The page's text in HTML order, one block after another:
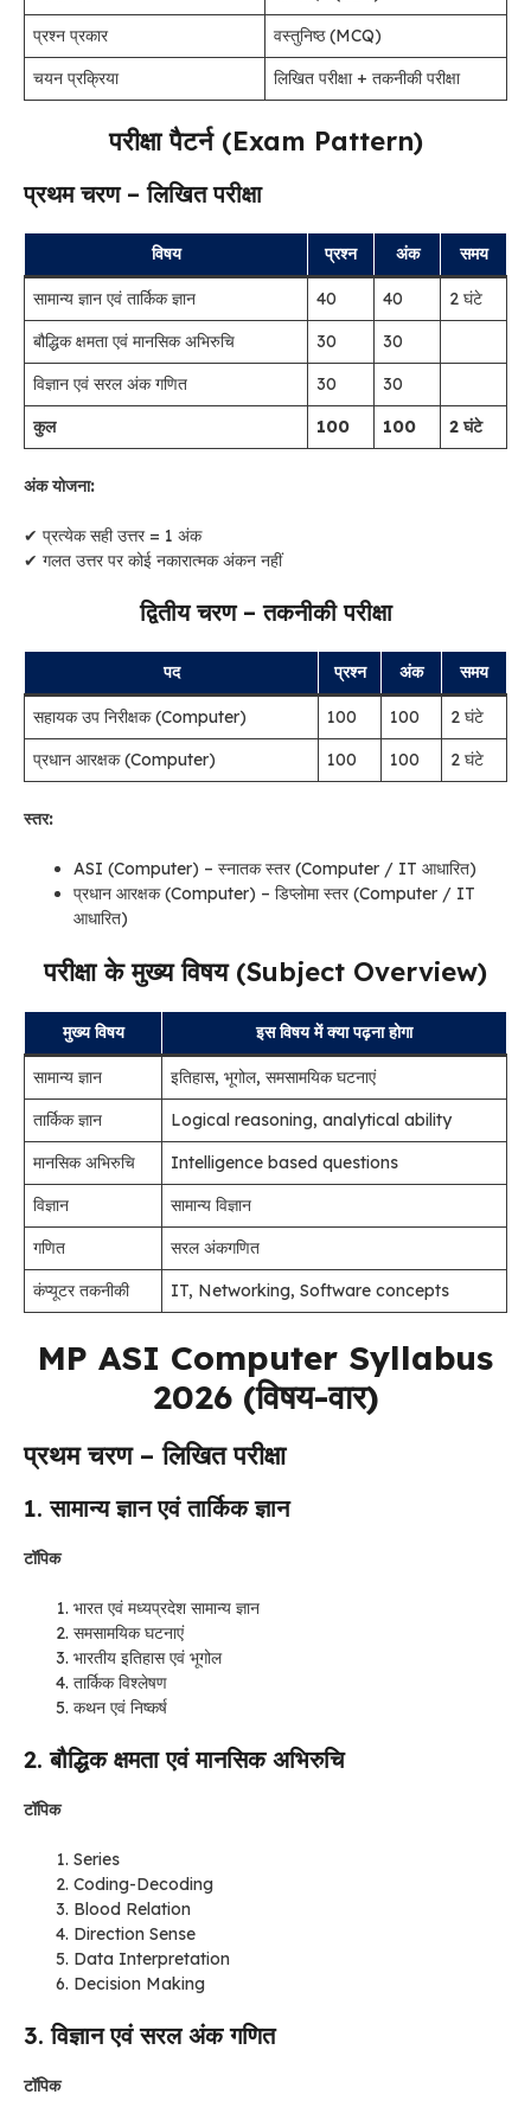
प्रश्न प्रकार
वस्तुनिष्ठ (MCQ)
चयन प्रक्रिया
लिखित परीक्षा + तकनीकी परीक्षा
परीक्षा पैटर्न (Exam Pattern)
प्रथम चरण – लिखित परीक्षा
विषय प्रश्न अंक समय
सामान्य ज्ञान एवं तार्किक ज्ञान 40 40
2 घंटे
बौद्धिक क्षमता एवं मानसिक अभिरुचि
30
30
विज्ञान एवं सरल अंक गणित
30
30
कुल
100 100 2 घंटे
अंक योजना:
✔ प्रत्येक सही उत्तर = 1 अंक
✔ गलत उत्तर पर कोई नकारात्मक अंकन नहीं
द्वितीय चरण – तकनीकी परीक्षा
पद प्रश्न अंक समय
सहायक उप निरीक्षक (Computer) 100 100
2 घंटे
प्रधान आरक्षक (Computer)
100 100 2 घंटे
स्तर:
ASI (Computer) – स्नातक स्तर (Computer / IT आधारित)
प्रधान आरक्षक (Computer) – डिप्लोमा स्तर (Computer / IT
आधारित)
परीक्षा के मुख्य विषय (Subject Overview)
मुख्य विषय इस विषय में क्या पढ़ना होगा
सामान्य ज्ञान
इतिहास, भूगोल, समसामयिक घटनाएं
तार्किक ज्ञान
Logical reasoning, analytical ability
मानसिक अभिरुचि
Intelligence based questions
विज्ञान
सामान्य विज्ञान
गणित
सरल अंकगणित
कंप्यूटर तकनीकी
IT, Networking, Software concepts
MP ASI Computer Syllabus
2026 (विषय-वार)
प्रथम चरण – लिखित परीक्षा
1. सामान्य ज्ञान एवं तार्किक ज्ञान
टॉपिक
भारत एवं मध्यप्रदेश सामान्य ज्ञान
समसामयिक घटनाएं
भारतीय इतिहास एवं भूगोल
तार्किक विश्लेषण
कथन एवं निष्कर्ष
2. बौद्धिक क्षमता एवं मानसिक अभिरुचि
टॉपिक
Series
Coding-Decoding
Blood Relation
Direction Sense
Data Interpretation
Decision Making
3. विज्ञान एवं सरल अंक गणित
टॉपिक